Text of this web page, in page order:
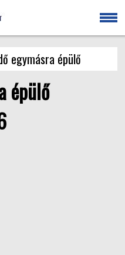
egymásra épülő
épülő